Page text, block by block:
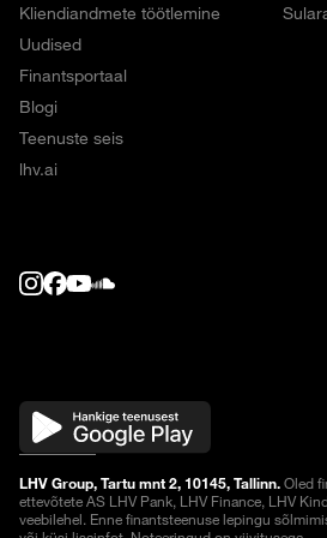
Kliendiandmete töötlemine
Uudised
Finantsportaal
Blogi
Teenuste seis
lhv.ai
LHV Group, Tartu mnt 2, 10145, Tallinn.Oled
ettevõtete AS LHV Pank, LHV Finance, LHV
veebilehel. Enne finantsteenuse lepingu